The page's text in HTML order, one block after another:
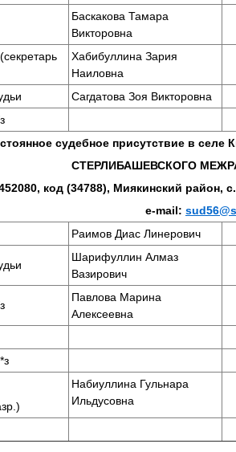
Баскакова Тамара
Викторовна
Хабибуллина Зария
Наиловна
Сагдатова Зоя Викторовна
судебное присутствие в селе
СТЕРЛИБАШЕВСКОГО
код (34788), Миякинский район,
e-mail:
Раимов Диас Линерович
Шарифуллин Алмаз
Вазирович
Павлова Марина
Алексеевна
Набиуллина Гульнара
Ильдусовна